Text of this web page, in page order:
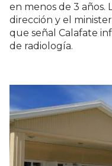
en menos de 3 años.
dirección y el
que señal Calafate
de radiología.